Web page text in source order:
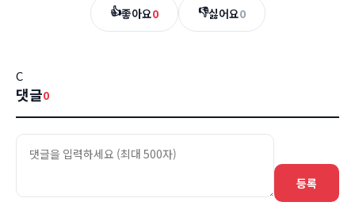
👍좋아요0 👎싫어요0
C
댓글0
등록